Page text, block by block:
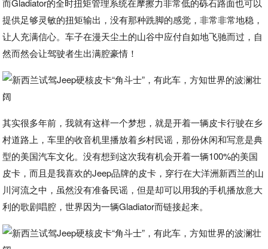
而Gladiator的全时扭矩管理系统在摩擦力非常低的砾石路面也可以
提供足够灵敏的扭矩输出，没有那种跣脚的感觉，非常非常地稳，
让人充满信心。车子在漫天尘土的山谷中应付自如地飞驰而过，自
然而然会让驾驶者生出满腔豪情！
其实很多年前，我就有这样一个梦想，就是开着一辆皮卡行驶在乡
村道路上，车里的收音机里播放着乡村民谣，那份休闲和写意是典
型的美国汽车文化。没有想到这次我有机会开着一辆100%的美国
皮卡，而且是我喜欢的Jeep品牌的皮卡，穿行在大洋洲新西兰的山
川河流之中，虽然没有准备民谣，但是却可以用我的手机播放意大
利的歌剧唱腔，世界因为一辆Gladiator而链接起来。